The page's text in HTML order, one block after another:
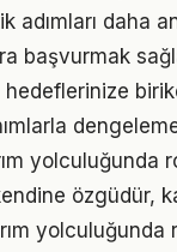
daha
başvurmak
yolculuğunda
özgüdür,
yolculuğunda